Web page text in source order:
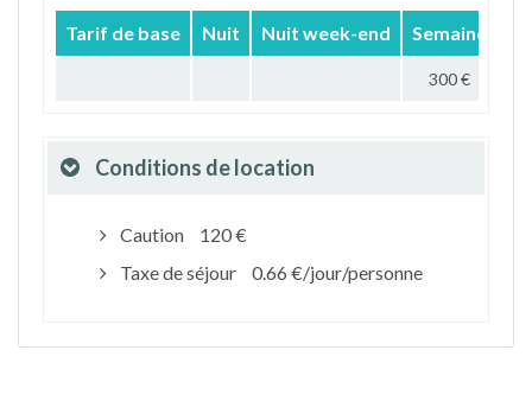
Tarif de base Nuit Nuit week-end Semaine
300 €
Conditions de location
Caution
120 €
Taxe de séjour
0.66 €/jour/personne